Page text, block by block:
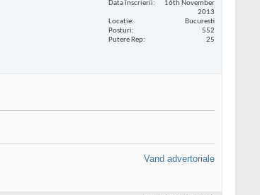
Data înscrierii
16th November
2013
Locaţie
Bucuresti
Posturi
552
Putere Rep
25
Vand advertoriale